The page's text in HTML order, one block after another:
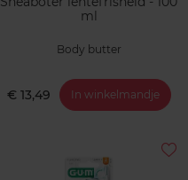
ml
Body butter
€ 13,49 In winkelmandje